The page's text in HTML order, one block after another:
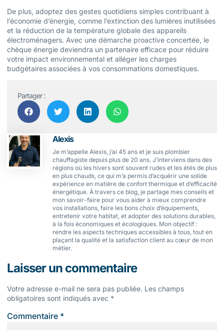
De plus, adoptez des gestes quotidiens simples contribuant à
l’économie d’énergie, comme l’extinction des lumières inutilisées
et la réduction de la température globale des appareils
électroménagers. Avec une démarche proactive concertée, le
chèque énergie deviendra un partenaire efficace pour réduire
votre impact environnemental et alléger les charges
budgétaires associées à vos consommations domestiques.
Partager :
Alexis
Je m’appelle Alexis, j’ai 45 ans et je suis plombier
chauffagiste depuis plus de 20 ans. J’interviens dans des
régions où les hivers sont souvent rudes et les étés de plus
en plus chauds, ce qui m’a permis d’acquérir une solide
expérience en matière de confort thermique et d’efficacité
énergétique. À travers ce blog, je partage mes conseils et
mon savoir-faire pour vous aider à mieux comprendre
vos installations, faire les bons choix d’équipements,
entretenir votre habitat, et adopter des solutions durables,
à la fois économiques et écologiques. Mon objectif :
rendre les aspects techniques accessibles à tous, tout en
plaçant la qualité et la satisfaction client au cœur de mon
métier.
Laisser un commentaire
Votre adresse e-mail ne sera pas publiée. Les champs
obligatoires sont indiqués avec *
Commentaire *